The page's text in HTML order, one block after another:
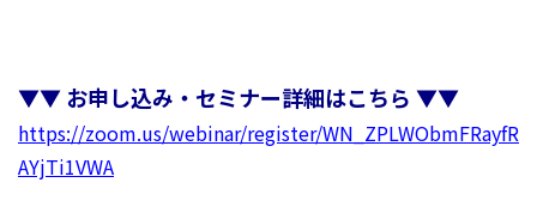
▼▼ お申し込み・セミナー詳細はこちら ▼▼
https://zoom.us/webinar/register/WN_ZPLWObmFRayfR
AYjTi1VWA